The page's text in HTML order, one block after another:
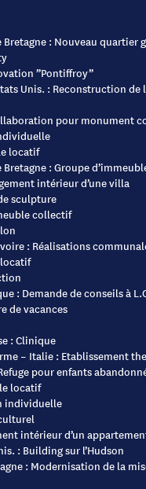
Bretagne : Nouveau quartier
”Pontiffroy”
Unis. : Reconstruction de
pour monument
locatif
Bretagne : Groupe
intérieur d’une villa
sculpture
collectif
: Réalisations
: Demande de conseils à
de vacances
: Clinique
– Italie : Etablissement
pour enfants
locatif
individuelle
intérieur d’un
: Building sur l’Hudson
: Modernisation de la